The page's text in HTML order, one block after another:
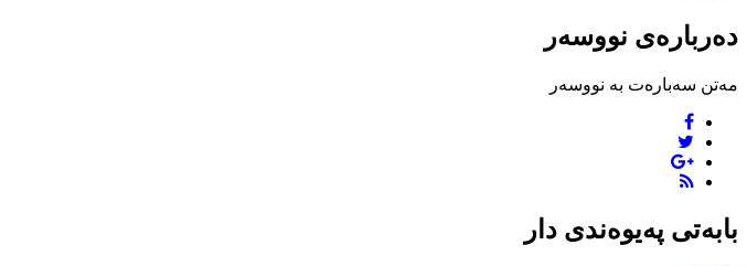
دەربارەی نووسەر
مەتن سەبارەت بە نووسەر
بابەتی پەیوەندی دار